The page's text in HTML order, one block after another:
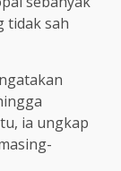
tidak sah
ia ungkap